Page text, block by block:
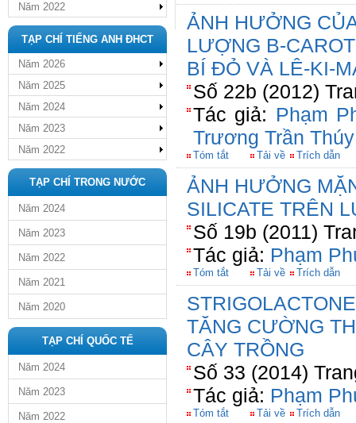
Năm 2022
TẠP CHÍ TIẾNG ANH ĐHCT
Năm 2026
Năm 2025
Năm 2024
Năm 2023
Năm 2022
TẠP CHÍ TRONG NƯỚC
Năm 2024
Năm 2023
Năm 2022
Năm 2021
Năm 2020
TẠP CHÍ QUỐC TẾ
Năm 2024
Năm 2023
Năm 2022
ẢNH HƯỞNG
LƯỢNG B-
BÍ ĐỎ VÀ LÊ-KI-
Số 22b (2012)
Tác giả: Phạm
Trương Trần
Tóm tắt Tải về Trích dẫn
ẢNH HƯỞNG
SILICATE TRÊN
Số 19b (2011)
Tác giả: Phạm
Tóm tắt Tải về Trích dẫn
TĂNG CƯỜNG
CÂY TRỒNG
Số 33 (2014)
Tác giả: Phạm
Tóm tắt Tải về Trích dẫn